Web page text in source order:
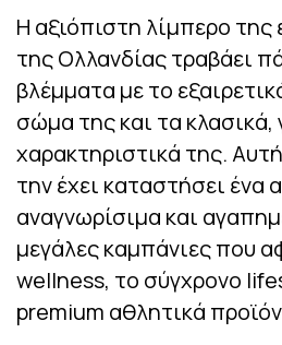
Η αξιόπιστη λίμπερο της
της Ολλανδίας τραβάει
βλέμματα με το
σώμα της και τα κλασικά,
χαρακτηριστικά της.
την έχει καταστήσει ένα
αναγνωρίσιμα και
μεγάλες καμπάνιες που
wellness, το σύγχρονο
premium αθλητικά